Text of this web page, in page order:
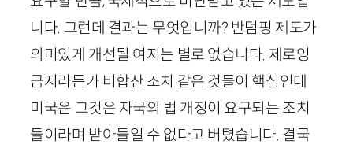
니다. 그런데 결과는 무엇입니까? 반덤핑 제도가
의미있게 개선될 여지는 별로 없습니다. 제로잉
금지라든가 비합산 조치 같은 것들이 핵심인데
미국은 그것은 자국의 법 개정이 요구되는 조치
들이라며 받아들일 수 없다고 버텼습니다. 결국